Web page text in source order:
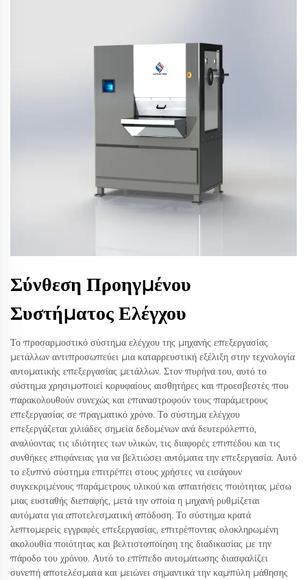
Σύνθεση Προηγμένου
Συστήματος Ελέγχου
Το προσαρμοστικό σύστημα ελέγχου της μηχανής επεξεργασίας
μετάλλων αντιπροσωπεύει μια καταρρευστική εξέλιξη στην τεχνολογία
αυτοματικής επεξεργασίας μετάλλων. Στον πυρήνα του, αυτό το
σύστημα χρησιμοποιεί κορυφαίους αισθητήρες και προεσβεστές που
παρακολουθούν συνεχώς και επαναστροφούν τους παράμετρους
επεξεργασίας σε πραγματικό χρόνο. Το σύστημα ελέγχου
επεξεργάζεται χιλιάδες σημεία δεδομένων ανά δευτερόλεπτο,
αναλύοντας τις ιδιότητες των υλικών, τις διαφορές επιπέδου και τις
συνθήκες επιφάνειας για να βελτιώσει αυτόματα την επεξεργασία. Αυτό
το εξυπνό σύστημα επιτρέπει στους χρήστες να εισάγουν
συγκεκριμένους παράμετρους υλικού και απαιτήσεις ποιότητας μέσω
μιας ευσταθής διεπαφής, μετά την οποία η μηχανή ρυθμίζεται
αυτόματα για αποτελεσματική απόδοση. Το σύστημα κρατά
λεπτομερείς εγγραφές επεξεργασίας, επιτρέποντας ολοκληρωμένη
ακολουθία ποιότητας και βελτιστοποίηση της διαδικασίας με την
πάροδο του χρόνου. Αυτό το επίπεδο αυτομάτωσης διασφαλίζει
συνεπή αποτελέσματα και μειώνει σημαντικά την καμπύλη μάθησης